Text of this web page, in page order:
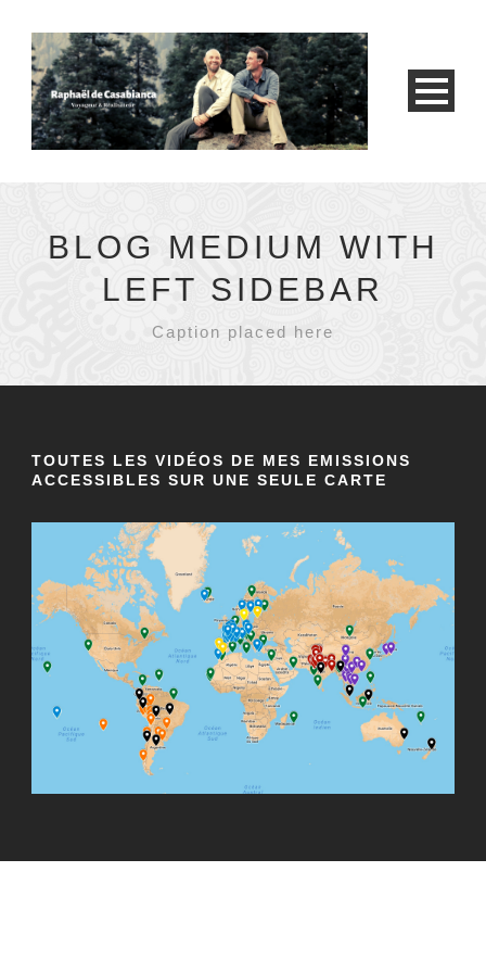
BLOG MEDIUM WITH
LEFT SIDEBAR
Caption placed here
TOUTES LES VIDÉOS DE MES EMISSIONS
ACCESSIBLES SUR UNE SEULE CARTE